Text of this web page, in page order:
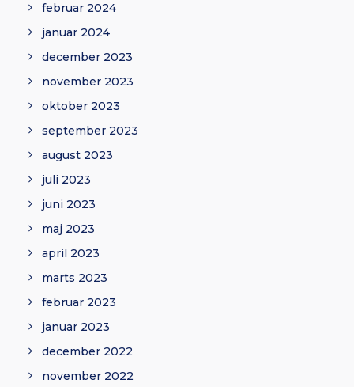
februar 2024
januar 2024
december 2023
november 2023
oktober 2023
september 2023
august 2023
juli 2023
juni 2023
maj 2023
april 2023
marts 2023
februar 2023
januar 2023
december 2022
november 2022